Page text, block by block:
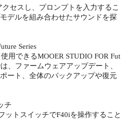
セスし、プロンプトを入力するこ
デルを組み合わせたサウンドを探
Series
用できるMOOER STUDIO FOR Fut
、ファームウェアアップデート、
ート、全体のバックアップや復元
チ
ットスイッチでF40iを操作すること